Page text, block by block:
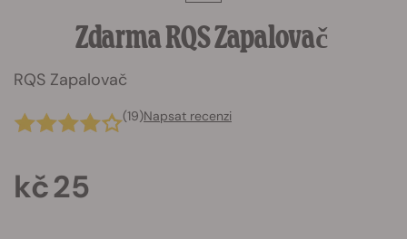
Zdarma RQS Zapalovač
RQS Zapalovač
(19)Napsat recenzi
kč 25